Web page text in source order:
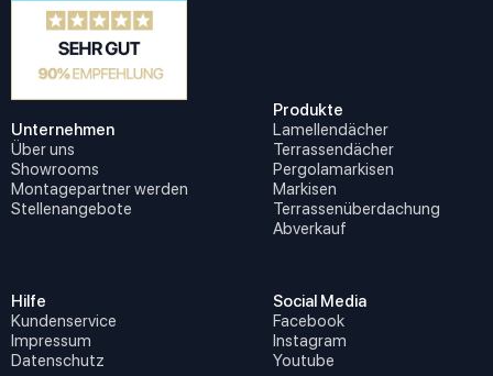
Unternehmen
Über uns
Showrooms
Montagepartner werden
Stellenangebote
Produkte
Lamellendächer
Terrassendächer
Pergolamarkisen
Markisen
Terrassenüberdachung
Abverkauf
Hilfe
Kundenservice
Impressum
Datenschutz
Social Media
Facebook
Instagram
Youtube